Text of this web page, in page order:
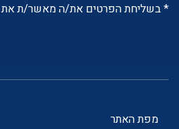
* בשליחת הפרטים את/ה מאשר/ת את
מפת האתר